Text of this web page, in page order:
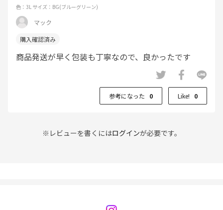
色：3L サイズ：BG(ブルーグリーン)
マック
商品発送が早く包装も丁寧なので、良かったです
参考になった 0 Like! 0
※レビューを書くにはログインが必要です。